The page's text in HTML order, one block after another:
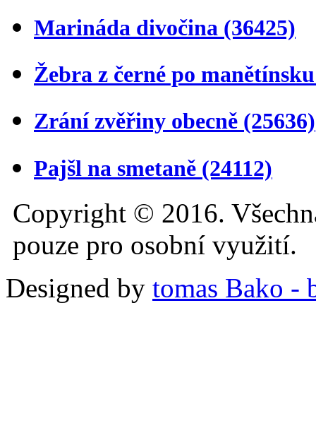
Marináda divočina (36425)
Žebra z černé po
Zrání zvěřiny obecně (25636)
Pajšl na smetaně (24112)
Copyright © 2016.
pouze pro osobní využití.
Designed by tomas Bako -